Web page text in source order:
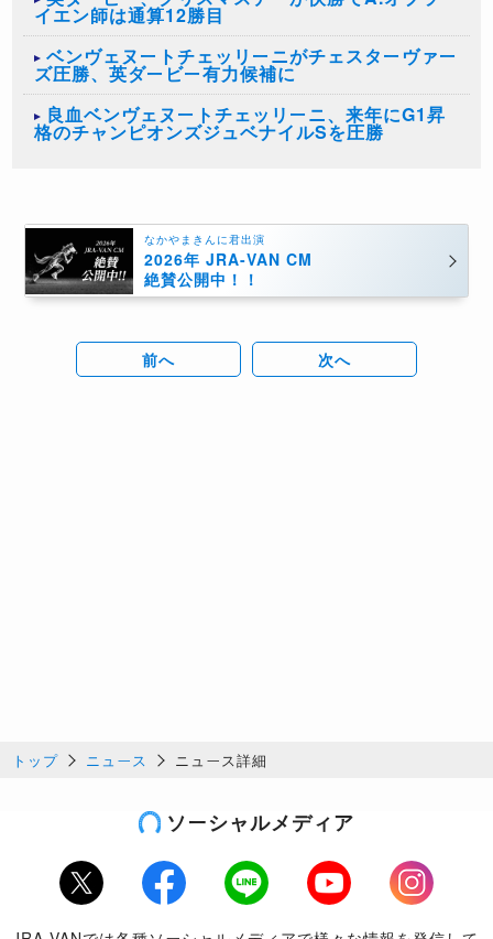
イエン師は通算12勝目
ベンヴェヌートチェッリーニがチェスターヴァー
ズ圧勝、英ダービー有力候補に
良血ベンヴェヌートチェッリーニ、来年にG1昇
格のチャンピオンズジュベナイルSを圧勝
なかやまきんに君出演
2026年 JRA-VAN CM
絶賛公開中！！
前へ 次へ
トップ ニュース ニュース詳細
ソーシャルメディア
Twitter Facebook LINE Youtube
Instagram